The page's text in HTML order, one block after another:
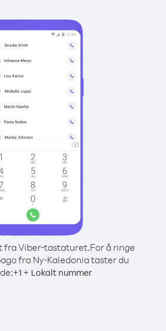
fra Viber-tastaturet.For å ringe
fra Ny-Kaledonia taster du
+1 + Lokalt nummer